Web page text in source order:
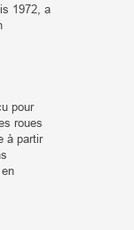
1972, a
pour
roues
à partir